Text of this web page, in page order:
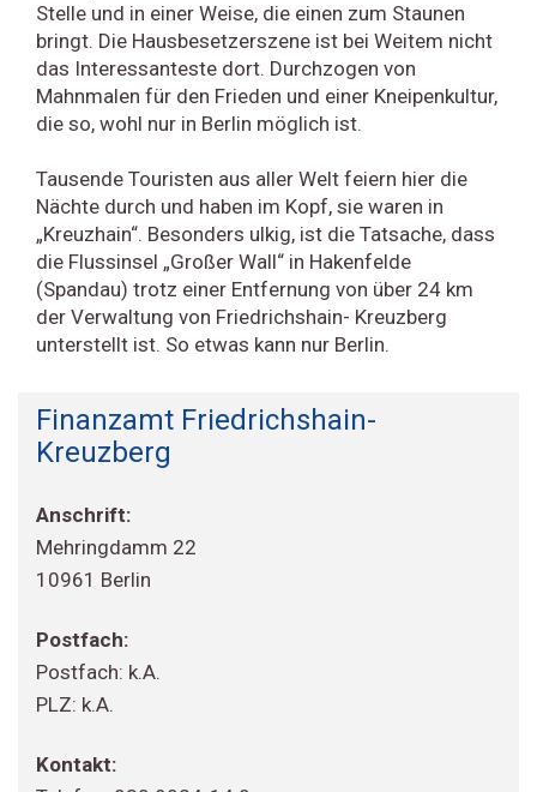
Stelle und in einer Weise, die einen zum Staunen
bringt. Die Hausbesetzerszene ist bei Weitem nicht
das Interessanteste dort. Durchzogen von
Mahnmalen für den Frieden und einer Kneipenkultur,
die so, wohl nur in Berlin möglich ist.
Tausende Touristen aus aller Welt feiern hier die
Nächte durch und haben im Kopf, sie waren in
„Kreuzhain“. Besonders ulkig, ist die Tatsache, dass
die Flussinsel „Großer Wall“ in Hakenfelde
(Spandau) trotz einer Entfernung von über 24 km
der Verwaltung von Friedrichshain- Kreuzberg
unterstellt ist. So etwas kann nur Berlin.
Finanzamt Friedrichshain-
Kreuzberg
Anschrift:
Mehringdamm 22
10961 Berlin
Postfach:
Postfach: k.A.
PLZ: k.A.
Kontakt: